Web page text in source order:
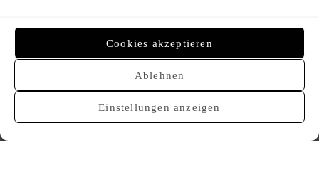
Cookies akzeptieren
Ablehnen
Einstellungen anzeigen
VERKAUFT VERKAUFT